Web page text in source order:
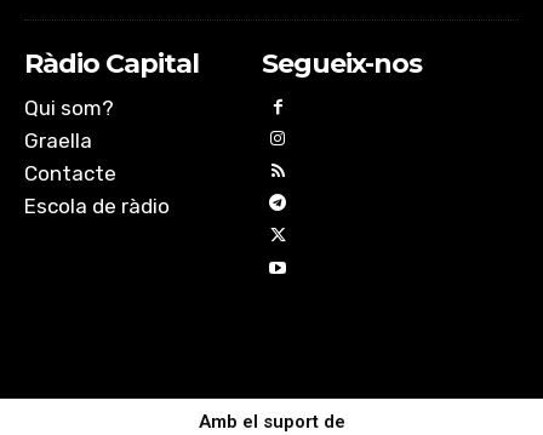
Ràdio Capital
Qui som?
Graella
Contacte
Escola de ràdio
Segueix-nos
Amb el suport de